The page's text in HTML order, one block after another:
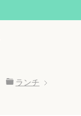
ランチ